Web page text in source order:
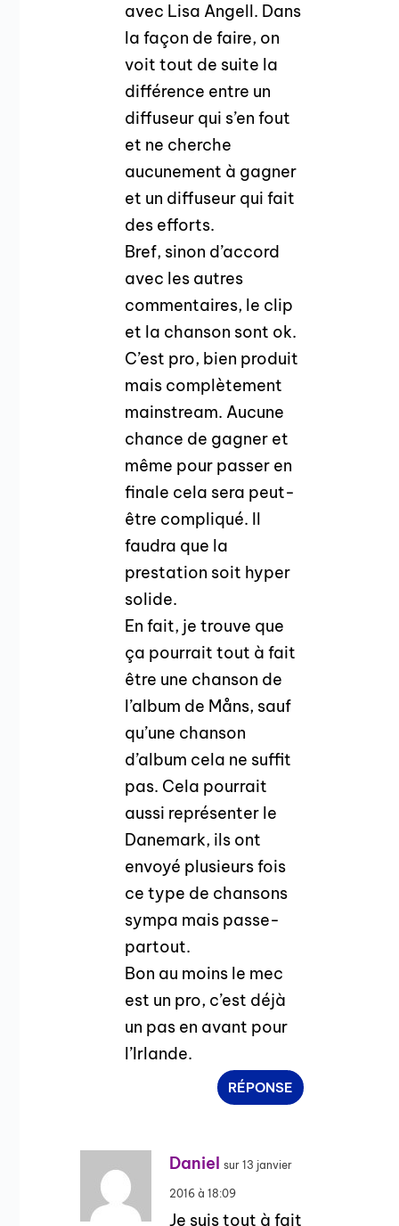
avec Lisa Angell. Dans
la façon de faire, on
voit tout de suite la
différence entre un
diffuseur qui s’en fout
et ne cherche
aucunement à gagner
et un diffuseur qui fait
des efforts.
Bref, sinon d’accord
avec les autres
commentaires, le clip
et la chanson sont ok.
C’est pro, bien produit
mais complètement
mainstream. Aucune
chance de gagner et
même pour passer en
finale cela sera peut-
être compliqué. Il
faudra que la
prestation soit hyper
solide.
En fait, je trouve que
ça pourrait tout à fait
être une chanson de
l’album de Måns, sauf
qu’une chanson
d’album cela ne suffit
pas. Cela pourrait
aussi représenter le
Danemark, ils ont
envoyé plusieurs fois
ce type de chansons
sympa mais passe-
partout.
Bon au moins le mec
est un pro, c’est déjà
un pas en avant pour
l’Irlande.
RÉPONSE
Daniel sur 13 janvier
2016 à 18:09
Je suis tout à fait